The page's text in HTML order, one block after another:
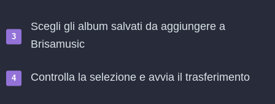
Scegli gli album salvati da aggiungere a
Brisamusic
Controlla la selezione e avvia il trasferimento